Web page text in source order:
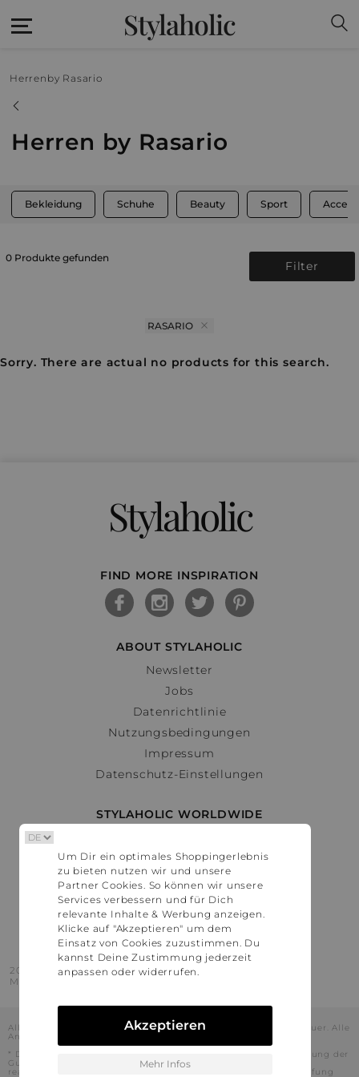
Stylaholic
Herren by Rasario
Herren by Rasario
Bekleidung Schuhe Beauty Sport
0 Produkte gefunden
Filter
RASARIO
Sorry. There are actual no products for this search.
Stylaholic
FIND MORE INSPIRATION
ABOUT STYLAHOLIC
Newsletter
Jobs
Datenrichtlinie
Nutzungsbedingungen
Impressum
Datenschutz-Einstellungen
STYLAHOLIC WORLDWIDE
Österreich
Schweiz
France
United States
2016 - 2026 © Stylaholic.
Made for you with love in munich.
Alle Preise inkl. der jeweils geltenden gesetzlichen Mehrwertsteuer. Alle
Angaben ohne Gewähr.
* Die angezeigten Preise beinhalten Rabatte, die durch die Nutzung der
Gutschein-Codes auf den Seiten unserer Partner voraussichtlich
realisiert werden können. Stylaholic führt keine vollständige Prüfung
Um Dir ein optimales Shoppingerlebnis
zu bieten nutzen wir und unsere
Partner Cookies. So können wir unsere
Services verbessern und für Dich
relevante Inhalte & Werbung anzeigen.
Klicke auf "Akzeptieren" um dem
Einsatz von Cookies zuzustimmen. Du
kannst Deine Zustimmung jederzeit
anpassen oder widerrufen.
Akzeptieren
Mehr Infos